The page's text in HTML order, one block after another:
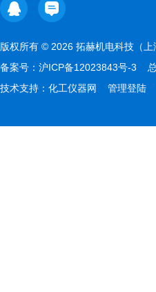
版权所有 © 2026 拓赫机电科技（
备案号： 沪ICP备12023843号-3 总
技术支持： 化工仪器网 管理登陆